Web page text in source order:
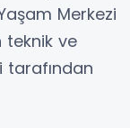
Merkezi
teknik ve
tarafından